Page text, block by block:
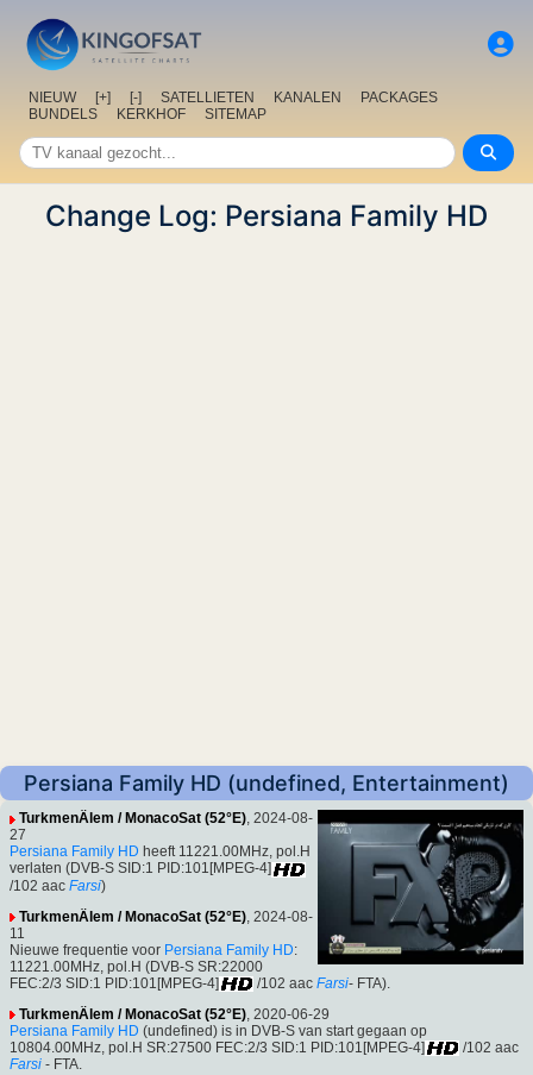
NIEUW [+] [-] SATELLIETEN KANALEN
PACKAGES
BUNDELS
KERKHOF SITEMAP
Change Log: Persiana Family HD
Persiana Family HD (undefined, Entertainment)
TurkmenÄlem / MonacoSat (52°E), 2024-08-
27
Persiana Family HD heeft 11221.00MHz, pol.H
verlaten (DVB-S SID:1 PID:101[MPEG-4]
/102 aac Farsi)
TurkmenÄlem / MonacoSat (52°E) , 2024-08-
11
Nieuwe frequentie voor Persiana Family HD:
11221.00MHz, pol.H (DVB-S SR:22000
FEC:2/3 SID:1 PID:101[MPEG-4]
/102 aac Farsi- FTA).
TurkmenÄlem / MonacoSat (52°E), 2020-06-29
Persiana Family HD (undefined) is in DVB-S van start gegaan op
10804.00MHz, pol.H SR:27500 FEC:2/3 SID:1 PID:101[MPEG-4]
/102 aac
Farsi - FTA.